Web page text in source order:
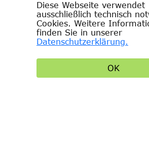
Diese Webseite verwendet
ausschließlich technisch
Cookies. Weitere
finden Sie in unserer
Datenschutzerklärung.
OK
Impressum